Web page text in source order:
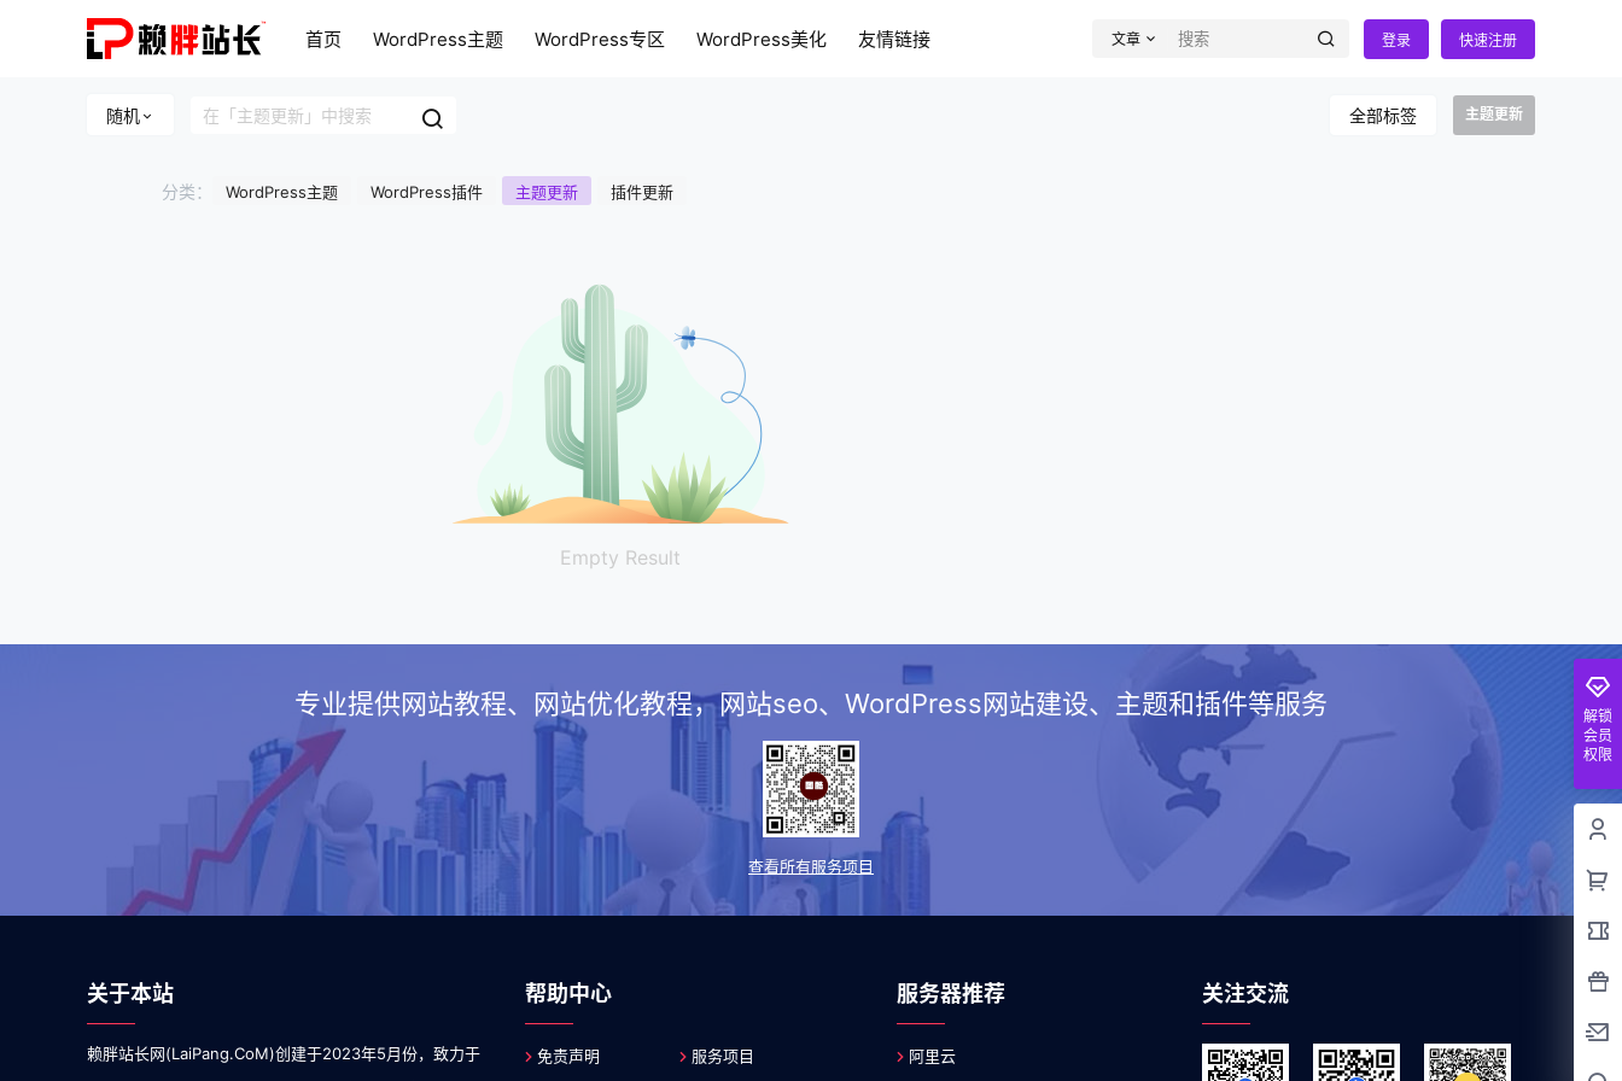
首页 WordPress主题 WordPress专区 WordPress美化 友情链接 文章 登录 快速注册
随机 全部标签 主题更新
分类： WordPress主题 WordPress插件 主题更新 插件更新
Empty Result
解锁
会员
权限
专业提供网站教程、网站优化教程，网站seo、WordPress网站建设、主题和插件等服务
查看所有服务项目
关于本站
赖胖站长网(LaiPang.CoM)创建于2023年5月份，致力于
帮助中心
免责声明 服务项目
服务器推荐
阿里云
关注交流